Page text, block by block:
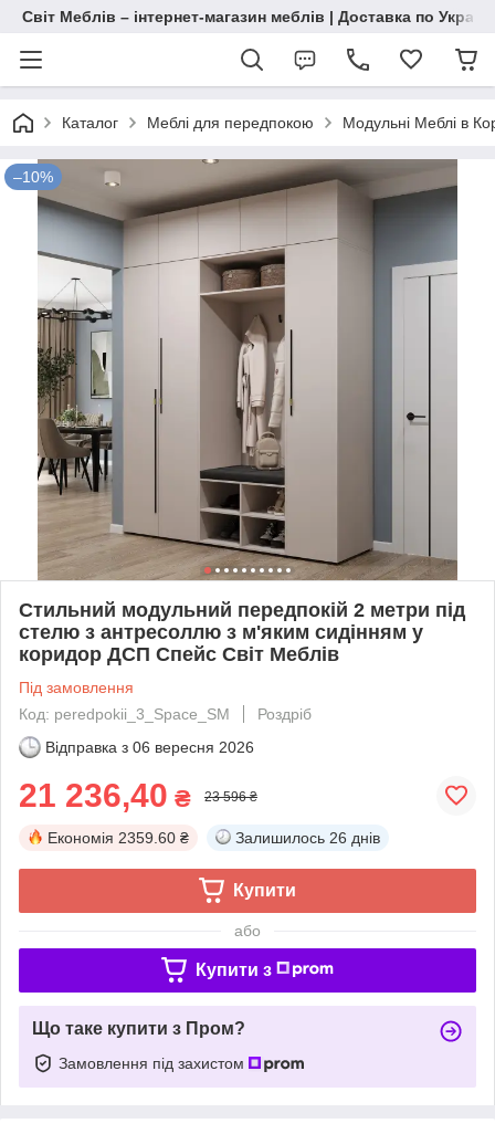
Світ Меблів – інтернет-магазин меблів | Доставка по
Каталог Меблі для передпокою Модульні Меблі в
–10%
Стильний модульний передпокій 2 метри під
стелю з антресоллю з м'яким сидінням у
коридор ДСП Спейс Світ Меблів
Під замовлення
Код: peredpokii_3_Space_SM
Роздріб
Відправка з 06 вересня 2026
21 236,40 ₴ 23 596 ₴
Економія 2359.60 ₴ Залишилось 26 днів
Купити
або
Купити з
Що таке купити з Пром?
Замовлення під захистом